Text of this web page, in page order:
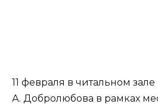
11 февраля в читальном
А. Добролюбова в рамках